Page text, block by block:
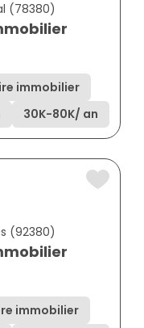
(78380)
immobilier
30K-80K/ an
(92380)
immobilier